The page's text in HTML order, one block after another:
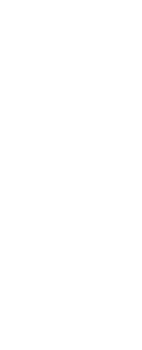
？採用担当
格が評価に
...